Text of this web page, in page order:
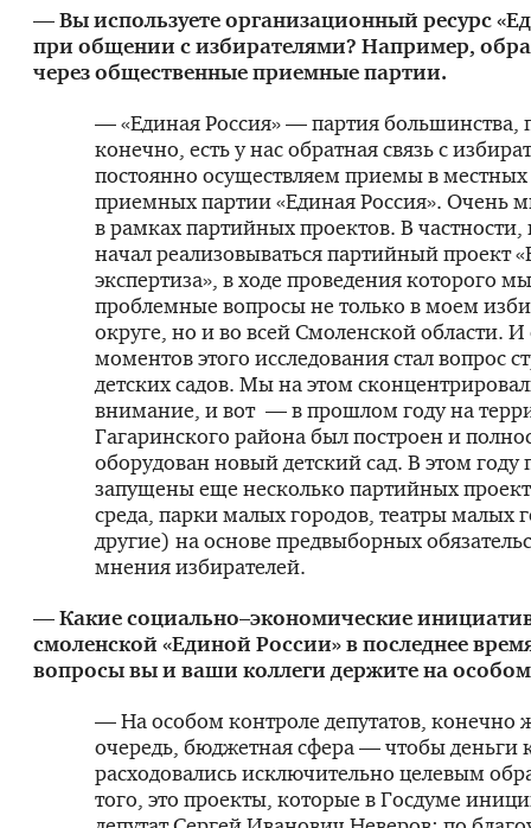
— Вы используете организационный ресурс
при общении с избирателями? Например,
через общественные приемные партии.
— «Единая Россия» — партия большинства,
конечно, есть у нас обратная связь с
постоянно осуществляем приемы в
приемных партии «Единая Россия». Очень
в рамках партийных проектов. В частности,
начал реализовываться партийный проект
экспертиза», в ходе проведения которого
проблемные вопросы не только в моем
округе, но и во всей Смоленской области.
моментов этого исследования стал вопрос
детских садов. Мы на этом
внимание, и вот — в прошлом году на
Гагаринского района был построен и
оборудован новый детский сад. В этом году
запущены еще несколько партийных
среда, парки малых городов, театры малых
другие) на основе предвыборных
мнения избирателей.
— Какие социально–экономические
смоленской «Единой России» в последнее
вопросы вы и ваши коллеги держите на
— На особом контроле депутатов, конечно
очередь, бюджетная сфера — чтобы деньги
расходовались исключительно целевым
того, это проекты, которые в Госдуме